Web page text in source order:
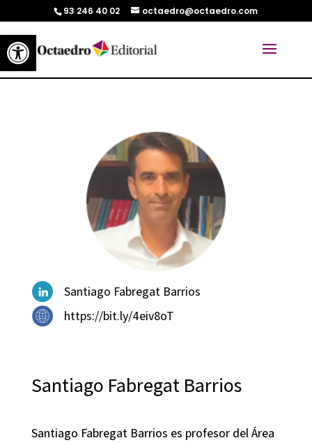
Abrir barra de herramientas
93 246 40 02 octaedro@octaedro.com
Santiago Fabregat Barrios
https://bit.ly/4eiv8oT
Santiago Fabregat Barrios
Santiago Fabregat Barrios es profesor del Área